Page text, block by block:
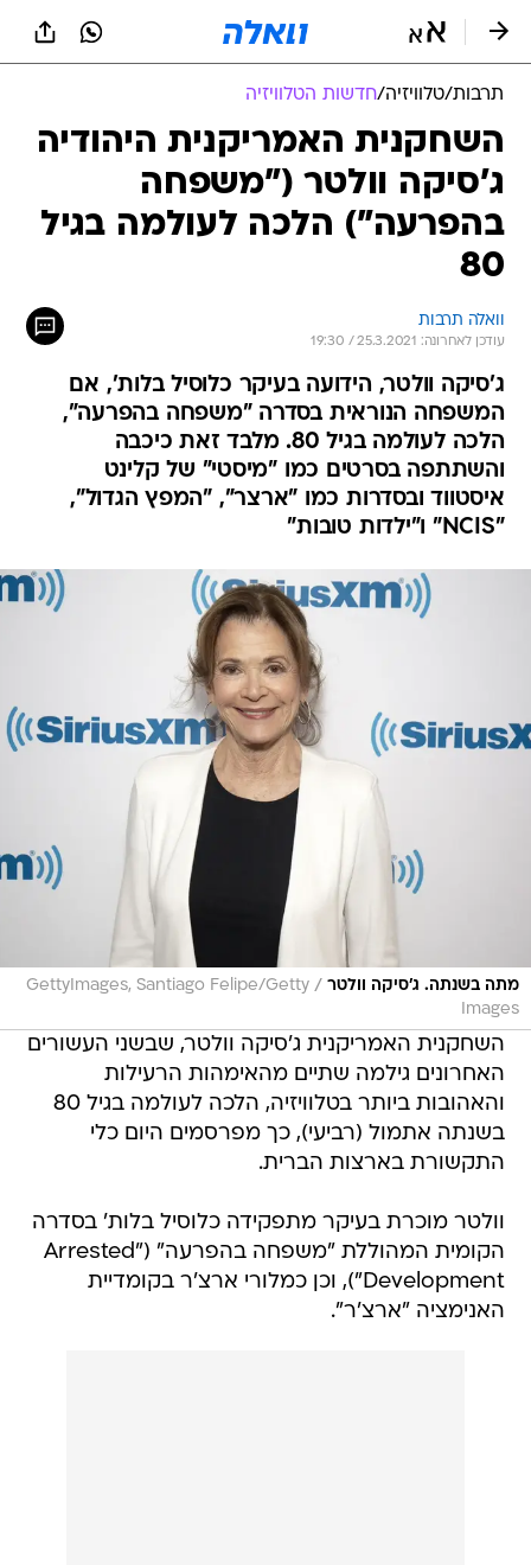
תרבות/טלוויזיה/חדשות הטלוויזיה
השחקנית האמריקנית היהודיה
ג'סיקה וולטר ("משפחה
בהפרעה") הלכה לעולמה בגיל
80
וואלה תרבות
עודכן לאחרונה: 25.3.2021 / 19:30
ג'סיקה וולטר, הידועה בעיקר כלוסיל בלות', אם
המשפחה הנוראית בסדרה "משפחה בהפרעה",
הלכה לעולמה בגיל 80. מלבד זאת כיכבה
והשתתפה בסרטים כמו "מיסטי" של קלינט
איסטווד ובסדרות כמו "ארצר", "המפץ הגדול",
"NCIS" ו"ילדות טובות"
מתה בשנתה. ג'סיקה וולטר /
GettyImages, Santiago Felipe/Getty
Images
השחקנית האמריקנית ג'סיקה וולטר, שבשני העשורים
האחרונים גילמה שתיים מהאימהות הרעילות
והאהובות ביותר בטלוויזיה, הלכה לעולמה בגיל 80
בשנתה אתמול (רביעי), כך מפרסמים היום כלי
התקשורת בארצות הברית.
וולטר מוכרת בעיקר מתפקידה כלוסיל בלות' בסדרה
הקומית המהוללת "משפחה בהפרעה" ("Arrested
Development"), וכן כמלורי ארצ'ר בקומדיית
האנימציה "ארצ'ר".